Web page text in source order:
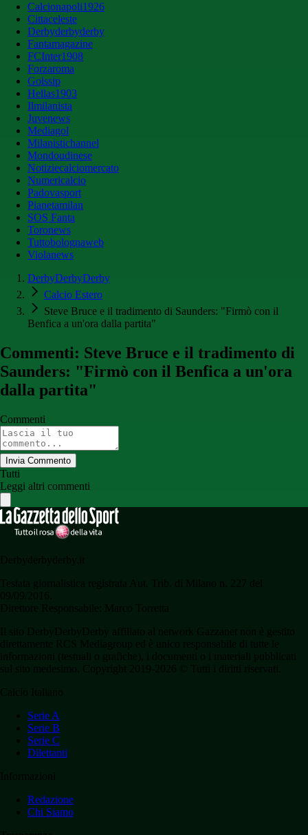
Calcionapoli1926
Cittaceleste
Derbyderbyderby
Fantamagazine
FCInter1908
Forzaroma
Golssip
Hellas1903
Ilmilanista
Juvenews
Mediagol
Milanistichannel
Mondoudinese
Notiziecalciomercato
Numericalcio
Padovasport
Pianetamilan
SOS Fanta
Toronews
Tuttobolognaweb
Violanews
DerbyDerbyDerby
Calcio Estero
Steve Bruce e il tradimento di Saunders: "Firmò con il
Benfica a un'ora dalla partita"
Commenti: Steve Bruce e il tradimento di
Saunders: "Firmò con il Benfica a un'ora
dalla partita"
Commenti
Invia Commento
Tutti
Leggi altri commenti
Serie A
Serie B
Serie C
Dilettanti
Redazione
Chi Siamo